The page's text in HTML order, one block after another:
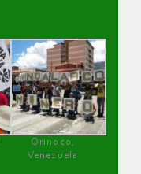
Orinoco,
Venezuela